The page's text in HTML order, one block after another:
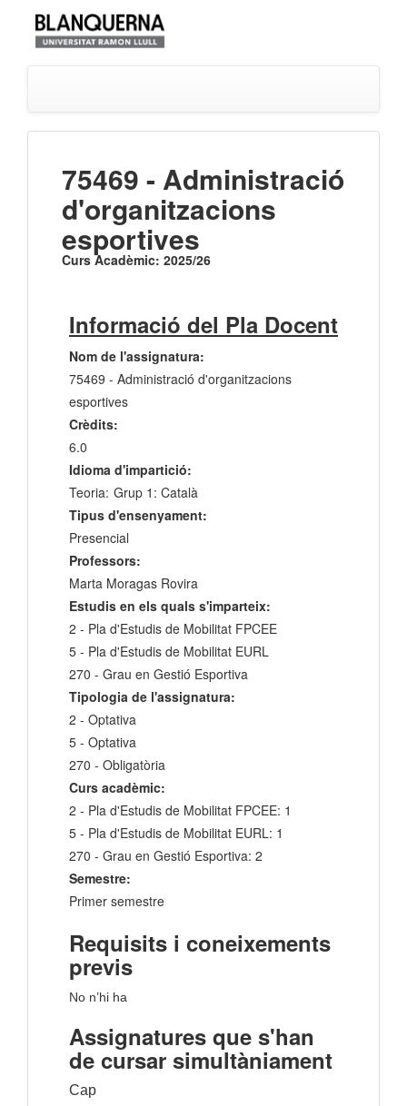
75469 - Administració
d'organitzacions
esportives
Curs Acadèmic: 2025/26
Informació del Pla Docent
Nom de l'assignatura:
75469 - Administració d'organitzacions
esportives
Crèdits:
6.0
Idioma d'impartició:
Teoria: Grup 1: Català
Tipus d'ensenyament:
Presencial
Professors:
Marta Moragas Rovira
Estudis en els quals s'imparteix:
2 - Pla d'Estudis de Mobilitat FPCEE
5 - Pla d'Estudis de Mobilitat EURL
270 - Grau en Gestió Esportiva
Tipologia de l'assignatura:
2 - Optativa
5 - Optativa
270 - Obligatòria
Curs acadèmic:
2 - Pla d'Estudis de Mobilitat FPCEE: 1
5 - Pla d'Estudis de Mobilitat EURL: 1
270 - Grau en Gestió Esportiva: 2
Semestre:
Primer semestre
Requisits i coneixements
previs
No n’hi ha
Assignatures que s'han
de cursar simultàniament
Cap